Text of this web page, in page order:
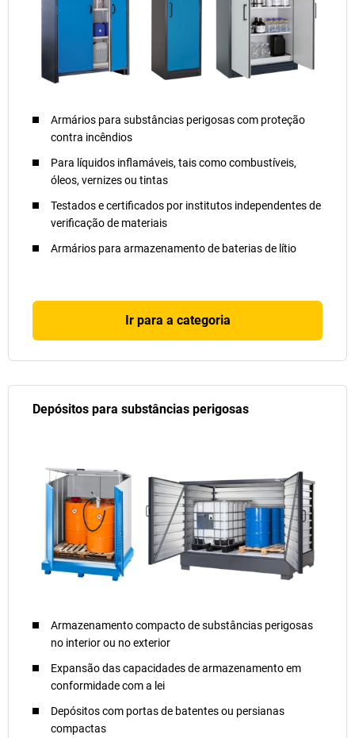
Armários para substâncias perigosas com proteção
contra incêndios
Para líquidos inflamáveis, tais como combustíveis,
óleos, vernizes ou tintas
Testados e certificados por institutos independentes de
verificação de materiais
Armários para armazenamento de baterias de lítio
Ir para a categoria
Depósitos para substâncias perigosas
Armazenamento compacto de substâncias perigosas
no interior ou no exterior
Expansão das capacidades de armazenamento em
conformidade com a lei
Depósitos com portas de batentes ou persianas
compactas